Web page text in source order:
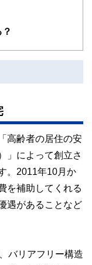
高齢者の居住の安
」によって創立さ
。2011年10月か
を補助してくれる
遇があることなど
バリアフリー構造